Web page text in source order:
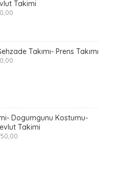
Takimi
Takımı- Prens Takımı
Dogumgunu Kostumu-
Takimi